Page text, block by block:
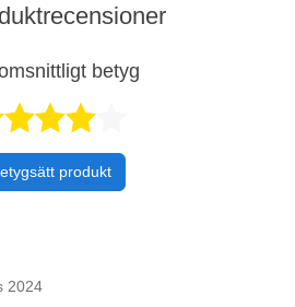
betyg
produkt
2024